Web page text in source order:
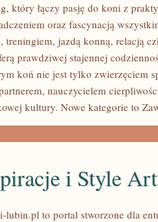
który łączy pasję do koni z
oraz fascynacją
treningiem, jazdą konną, relacją
prawdziwej stajennej
koń nie jest tylko zwierzęciem
nauczycielem
kultury. Nowe kategorie to
i Style
lubin.pl to portal stworzone dla